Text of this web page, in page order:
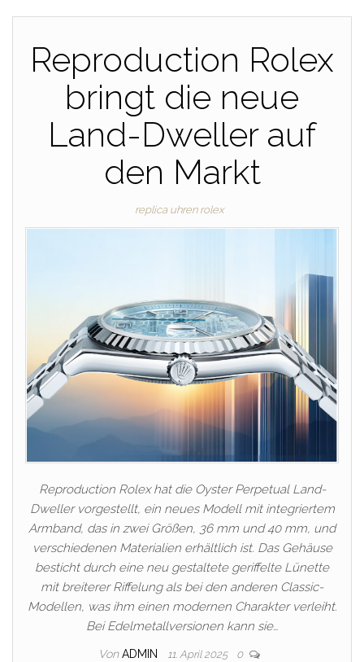
Reproduction Rolex
bringt die neue
Land-Dweller auf
den Markt
replica uhren rolex
Reproduction Rolex hat die Oyster Perpetual Land-
Dweller vorgestellt, ein neues Modell mit integriertem
Armband, das in zwei Größen, 36 mm und 40 mm, und
verschiedenen Materialien erhältlich ist. Das Gehäuse
besticht durch eine neu gestaltete geriffelte Lünette
mit breiterer Riffelung als bei den anderen Classic-
Modellen, was ihm einen modernen Charakter verleiht.
Bei Edelmetallversionen kann sie…
Von ADMIN 11. April 2025 0